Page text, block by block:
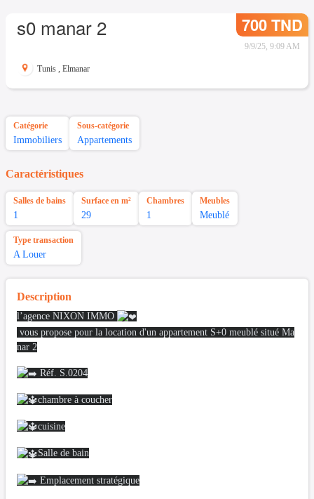
s0 manar 2 700 TND
9/9/25, 9:09 AM
Tunis , Elmanar
Catégorie
Immobiliers
Sous-catégorie
Appartements
Caractéristiques
Salles de bains
1
Surface en m²
29
Chambres
1
Meubles
Meublé
Type transaction
A Louer
Description
l’agence NIXON IMMO
vous propose pour la location d'un appartement S+0 meublé situé Ma
nar 2
Réf. S.0204
chambre à coucher
cuisine
Salle de bain
Emplacement stratégique